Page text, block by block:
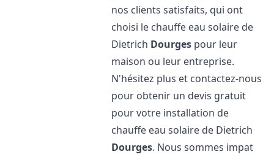
nos clients satisfaits, qui ont
choisi le chauffe eau solaire de
Dietrich Dourges pour leur
maison ou leur entreprise.
N'hésitez plus et contactez-nous
pour obtenir un devis gratuit
pour votre installation de
chauffe eau solaire de Dietrich
Dourges. Nous sommes impat